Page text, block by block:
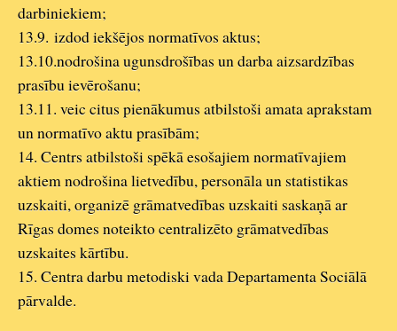
darbiniekiem;
13.9. izdod iekšējos normatīvos aktus;
13.10.nodrošina ugunsdrošības un darba aizsardzības
prasību ievērošanu;
13.11. veic citus pienākumus atbilstoši amata aprakstam
un normatīvo aktu prasībām;
14. Centrs atbilstoši spēkā esošajiem normatīvajiem
aktiem nodrošina lietvedību, personāla un statistikas
uzskaiti, organizē grāmatvedības uzskaiti saskaņā ar
Rīgas domes noteikto centralizēto grāmatvedības
uzskaites kārtību.
15. Centra darbu metodiski vada Departamenta Sociālā
pārvalde.